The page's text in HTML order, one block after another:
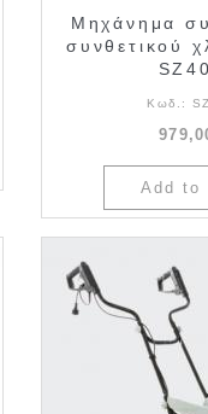
Μηχάνημα
συνθετικού
Κωδ.: